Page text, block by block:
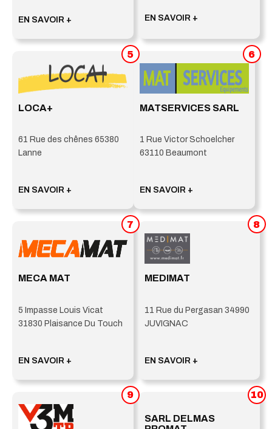
EN SAVOIR + EN SAVOIR +
5
LOCA+
61 Rue des chênes 65380
Lanne
EN SAVOIR +
6
MATSERVICES SARL
1 Rue Victor Schoelcher
63110 Beaumont
EN SAVOIR +
7
MECA MAT
5 Impasse Louis Vicat
31830 Plaisance Du Touch
EN SAVOIR +
8
MEDIMAT
11 Rue du Pergasan 34990
JUVIGNAC
EN SAVOIR +
9 10
SARL DELMAS